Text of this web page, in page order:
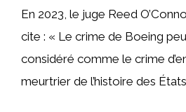
En 2023, le juge Reed
cite : « Le crime de Boeing
considéré comme le crime
meurtrier de l’histoire des